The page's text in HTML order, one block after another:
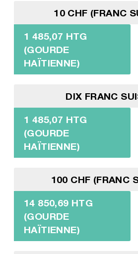
10 CHF (FRANC
1 485,07 HTG
(GOURDE
HAÏTIENNE)
DIX FRANC
1 485,07 HTG
(GOURDE
HAÏTIENNE)
100 CHF (FRANC
14 850,69 HTG
(GOURDE
HAÏTIENNE)